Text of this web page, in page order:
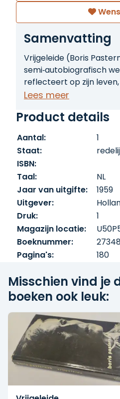
Samenvatting
Vrijgeleide (Boris
semi‑autobiografisch
reflecteert op zijn
ontwikkeling en de
combineert persoonlijke
beschouwingen,
krijgen in Pasternaks
creatie en zelfexpressie
midden van censuur en
druk. Thema’s als kunst,
integriteit, liefde en
betrokkenheid staan
het werk zowel literair
betekenis is. Vrijgeleide
samenvatting,
autobiografie,
literatuur, Boris
Lees meer
Product details
Aantal:
1
Staat:
ISBN:
Taal:
NL
Jaar van uitgifte:
1959
Uitgever:
Druk:
1
Magazijn locatie:
Boeknummer:
Pagina's:
180
Misschien vind je
boeken ook leuk: